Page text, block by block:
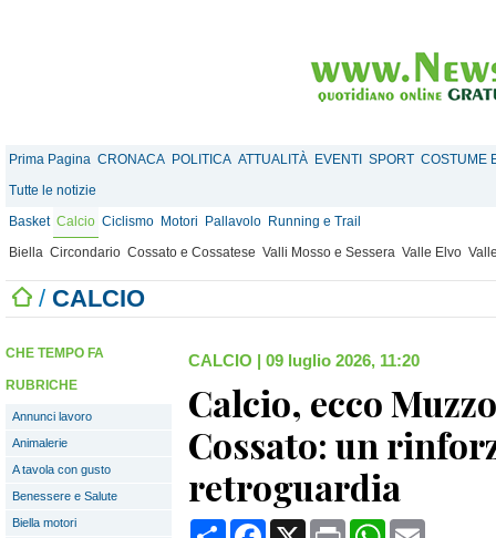
Prima Pagina CRONACA POLITICA ATTUALITÀ EVENTI SPORT COSTUME
Tutte le notizie
Basket Calcio Ciclismo Motori Pallavolo Running e Trail
Biella Circondario Cossato e Cossatese Valli Mosso e Sessera Valle Elvo
/ CALCIO
CHE TEMPO FA
RUBRICHE
Annunci lavoro
Animalerie
A tavola con gusto
Benessere e Salute
Biella motori
CALCIO | 09 luglio 2026, 11:20
Calcio, ecco
Cossato: un
retroguardia
CondividiFacebook
X Print WhatsApp